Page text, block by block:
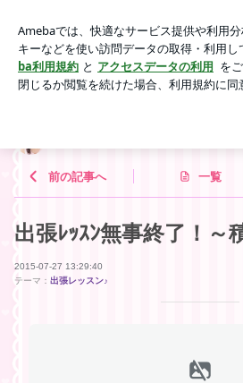
OSE CAFE」アプリをダウンロードして ブログの更新
ょう。
前の記事へ 一覧
出張ﾚｯｽﾝ無事終了！～
2015-07-27 13:29:40
テーマ： 出張レッスン♪